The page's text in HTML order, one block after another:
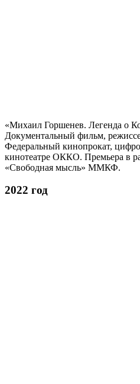
«Михаил Горшенев. Легенда о
Документальный фильм,
Федеральный кинопрокат,
кинотеатре ОККО. Премьера в
«Свободная мысль» ММКФ.
2022 год